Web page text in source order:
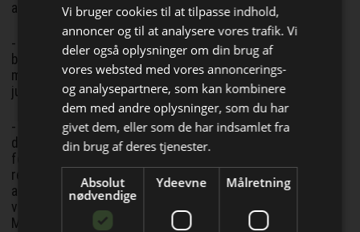
Bliv opdateret hver dag
Få de vigtigste nyheder om
byggebranchen
direkte i din indbakke
asbesttag:
- Tallene fra 3byggetilbud.dk viser, at der er mange, der vil
beholde deres asbesttag med den rette vedligeholdelse,
men de kan ikke nå at få opgaven udført inden fristen 1.
juli.
- I stedet må de så af økonomiske årsager vælge at lade
deres tag forfalde de kommende år med det resultat, at
forvitret asbest risikerer at ende i kloaken efter kraftige
regnskyl. Desuden bør der fokuseres på, at vedligeholdelse
af asbesttag fremmer den grønne dagsorden med at
vedligeholde i stedet for at udskifte med nyt, slutter
Morten Frihagen.
Vi bruger cookies til at tilpasse indhold,
annoncer og til at analysere vores trafik. Vi
deler også oplysninger om din brug af
vores websted med vores annoncerings-
og analysepartnere, som kan kombinere
dem med andre oplysninger, som du har
givet dem, eller som de har indsamlet fra
din brug af deres tjenester.
Absolut
nødvendige
Ydeevne Målretning